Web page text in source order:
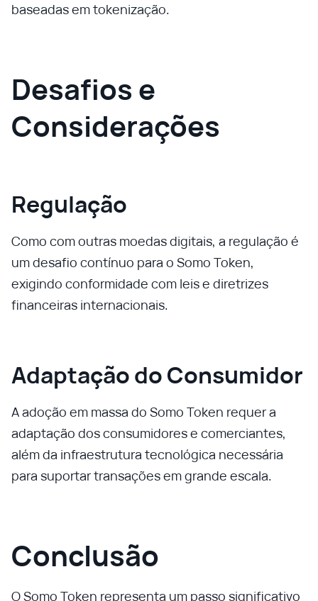
baseadas em tokenização.
Desafios e
Considerações
Regulação
Como com outras moedas digitais, a regulação é
um desafio contínuo para o Somo Token,
exigindo conformidade com leis e diretrizes
financeiras internacionais.
Adaptação do Consumidor
A adoção em massa do Somo Token requer a
adaptação dos consumidores e comerciantes,
além da infraestrutura tecnológica necessária
para suportar transações em grande escala.
Conclusão
O Somo Token representa um passo significativo